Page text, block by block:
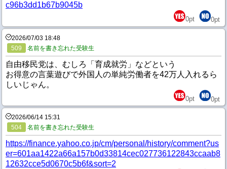
c96b3dd1b67b9045b
0pt 0pt
2026/07/03 18:48
509
名前を書き忘れた受験生
自由移民党は、むしろ「育成就労」などという
お得意の言葉遊びで外国人の単純労働者を42万人入れるら
しいじゃん。
0pt 0pt
2026/06/14 15:31
504
名前を書き忘れた受験生
https://finance.yahoo.co.jp/cm/personal/history/comment?us
er=601aa1422a66a157b0d33814cec027736122843ccaab8
12632cce5d0670c5b6f&sort=2